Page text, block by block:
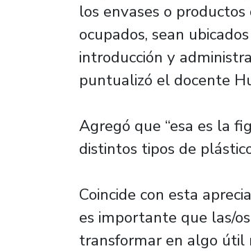
los envases o
ocupados, sean
introducción y
puntualizó el docente
Agregó que “esa es la
distintos tipos de
Coincide con esta
es importante que las/
transformar en algo útil